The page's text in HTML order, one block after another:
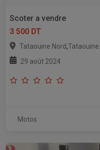
Scoter a vendre
3 500 DT
Tataouine Nord,Tataouine
29 août 2024
Motos